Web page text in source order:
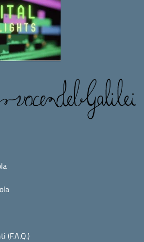
(F.A.Q.)